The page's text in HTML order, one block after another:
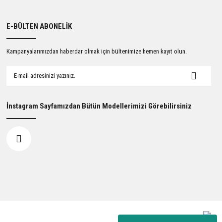
E-BÜLTEN ABONELİK
Kampanyalarımızdan haberdar olmak için bültenimize hemen kayıt olun.
İnstagram Sayfamızdan Bütün Modellerimizi Görebilirsiniz